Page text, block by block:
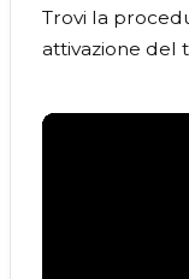
Trovi la
attivazione del